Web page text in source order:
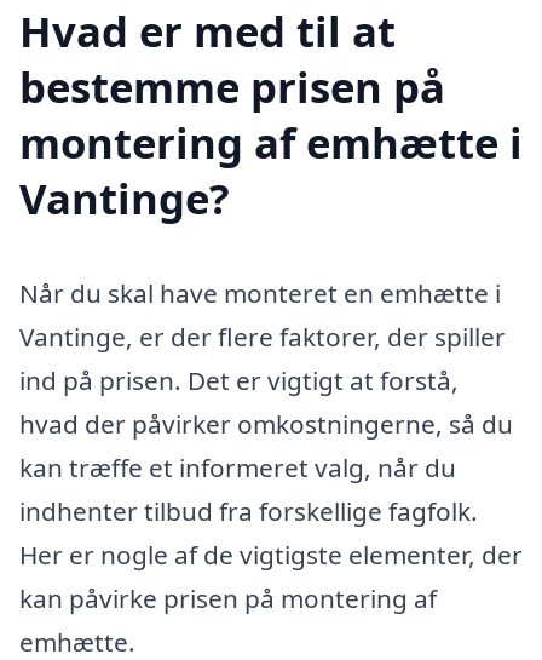
Hvad er med til at
bestemme prisen på
montering af emhætte i
Vantinge?
Når du skal have monteret en emhætte i
Vantinge, er der flere faktorer, der spiller
ind på prisen. Det er vigtigt at forstå,
hvad der påvirker omkostningerne, så du
kan træffe et informeret valg, når du
indhenter tilbud fra forskellige fagfolk.
Her er nogle af de vigtigste elementer, der
kan påvirke prisen på montering af
emhætte.